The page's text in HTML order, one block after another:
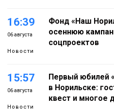
16:39
06 августа
Новости
Фонд «Наш
осеннюю
соцпроектов
15:57
06 августа
Новости
Первый юбилей
в Норильске:
квест и многое